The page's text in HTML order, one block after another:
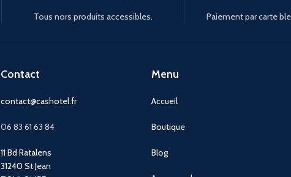
Tous nors produits accessibles. Paiement par carte
Contact
contact@cashotel.fr
06 83 61 63 84
11 Bd Ratalens
31240 St Jean
Menu
Accueil
Boutique
Blog